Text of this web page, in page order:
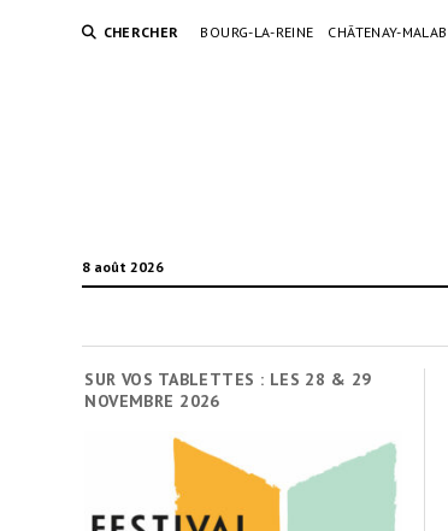
CHERCHER BOURG-LA-REINE CHÂTENAY-
8 août 2026
SUR VOS TABLETTES : LES 28 & 29
NOVEMBRE 2026